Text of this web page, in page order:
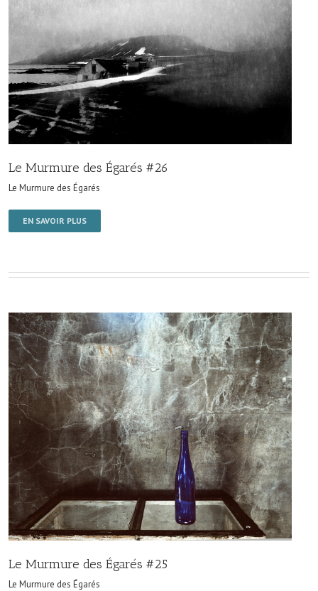
Le Murmure des Égarés #26
Le Murmure des Égarés
EN SAVOIR PLUS
Le Murmure des Égarés #25
Le Murmure des Égarés